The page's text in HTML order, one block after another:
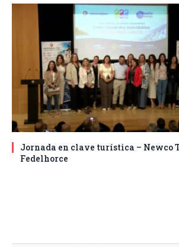
Jornada en clave turística – Newco
Fedelhorce